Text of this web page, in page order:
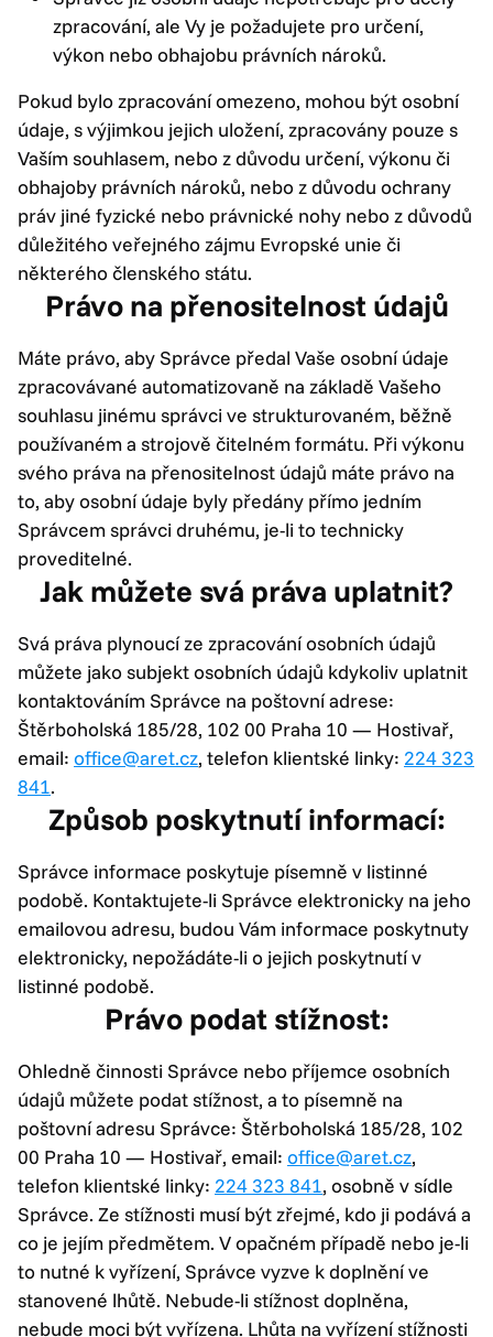
zpracování, ale Vy je požadujete pro určení,
výkon nebo obhajobu právních nároků.
Pokud bylo zpracování omezeno, mohou být osobní
údaje, s výjimkou jejich uložení, zpracovány pouze s
Vaším souhlasem, nebo z důvodu určení, výkonu či
obhajoby právních nároků, nebo z důvodu ochrany
práv jiné fyzické nebo právnické nohy nebo z důvodů
důležitého veřejného zájmu Evropské unie či
některého členského státu.
Právo na přenositelnost údajů
Máte právo, aby Správce předal Vaše osobní údaje
zpracovávané automatizovaně na základě Vašeho
souhlasu jinému správci ve strukturovaném, běžně
používaném a strojově čitelném formátu. Při výkonu
svého práva na přenositelnost údajů máte právo na
to, aby osobní údaje byly předány přímo jedním
Správcem správci druhému, je-li to technicky
proveditelné.
Jak můžete svá práva uplatnit?
Svá práva plynoucí ze zpracování osobních údajů
můžete jako subjekt osobních údajů kdykoliv uplatnit
kontaktováním Správce na poštovní adrese:
Štěrboholská 185/28, 102 00 Praha 10 — Hostivař,
email: office@aret.cz, telefon klientské linky: 224 323
841.
Způsob poskytnutí informací:
Správce informace poskytuje písemně v listinné
podobě. Kontaktujete-li Správce elektronicky na jeho
emailovou adresu, budou Vám informace poskytnuty
elektronicky, nepožádáte-li o jejich poskytnutí v
listinné podobě.
Právo podat stížnost:
Ohledně činnosti Správce nebo příjemce osobních
údajů můžete podat stížnost, a to písemně na
poštovní adresu Správce: Štěrboholská 185/28, 102
00 Praha 10 — Hostivař, email: office@aret.cz,
telefon klientské linky: 224 323 841, osobně v sídle
Správce. Ze stížnosti musí být zřejmé, kdo ji podává a
co je jejím předmětem. V opačném případě nebo je-li
to nutné k vyřízení, Správce vyzve k doplnění ve
stanovené lhůtě. Nebude-li stížnost doplněna,
nebude moci být vyřízena. Lhůta na vyřízení stížnosti